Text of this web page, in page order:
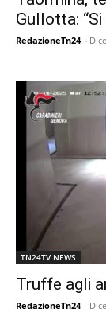
Gullotta:
RedazioneTn24 -
TN24TV NEWS
Truffe agli
RedazioneTn24 -